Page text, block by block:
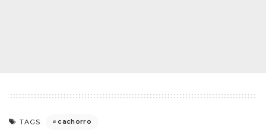
TAGS: cachorro